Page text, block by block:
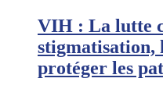
VIH : La lutte
stigmatisation,
protéger les